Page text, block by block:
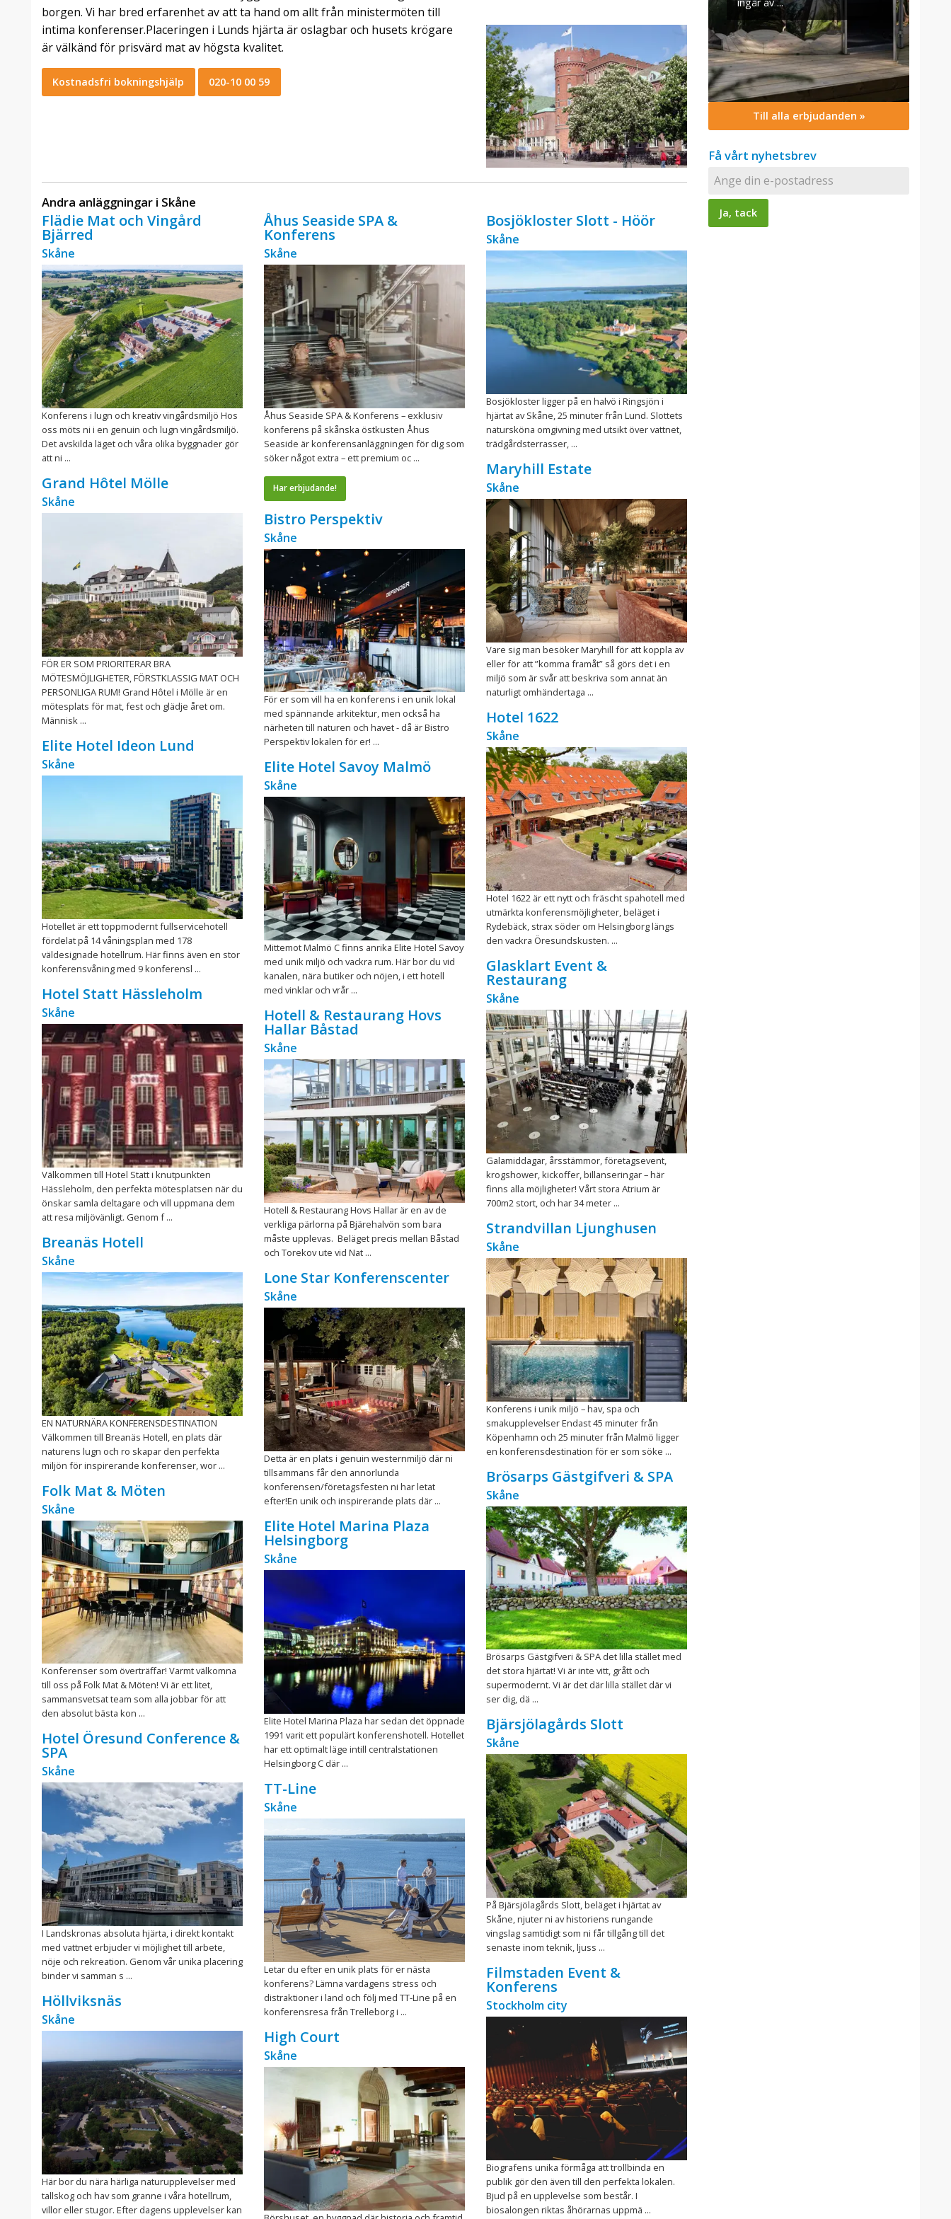
borgen. Vi har bred erfarenhet av att ta hand om allt från ministermöten till
intima konferenser.Placeringen i Lunds hjärta är oslagbar och husets krögare
är välkänd för prisvärd mat av högsta kvalitet.
Kostnadsfri bokningshjälp 020-10 00 59
Andra anläggningar i Skåne
Flädie Mat och Vingård
Bjärred
Skåne
Konferens i lugn och kreativ vingårdsmiljö Hos
oss möts ni i en genuin och lugn vingårdsmiljö.
Det avskilda läget och våra olika byggnader gör
att ni ...
Grand Hôtel Mölle
Skåne
FÖR ER SOM PRIORITERAR BRA
MÖTESMÖJLIGHETER, FÖRSTKLASSIG MAT OCH
PERSONLIGA RUM! Grand Hôtel i Mölle är en
mötesplats för mat, fest och glädje året om.
Människ ...
Elite Hotel Ideon Lund
Skåne
Hotellet är ett toppmodernt fullservicehotell
fördelat på 14 våningsplan med 178
väldesignade hotellrum. Här finns även en stor
konferensvåning med 9 konferensl ...
Hotel Statt Hässleholm
Skåne
Välkommen till Hotel Statt i knutpunkten
Hässleholm, den perfekta mötesplatsen när du
önskar samla deltagare och vill uppmana dem
att resa miljövänligt. Genom f ...
Breanäs Hotell
Skåne
EN NATURNÄRA KONFERENSDESTINATION
Välkommen till Breanäs Hotell, en plats där
naturens lugn och ro skapar den perfekta
miljön för inspirerande konferenser, wor ...
Folk Mat & Möten
Skåne
Konferenser som överträffar! Varmt välkomna
till oss på Folk Mat & Möten! Vi är ett litet,
sammansvetsat team som alla jobbar för att
den absolut bästa kon ...
Hotel Öresund Conference &
SPA
Skåne
I Landskronas absoluta hjärta, i direkt kontakt
med vattnet erbjuder vi möjlighet till arbete,
nöje och rekreation. Genom vår unika placering
binder vi samman s ...
Höllviksnäs
Skåne
Här bor du nära härliga naturupplevelser med
tallskog och hav som granne i våra hotellrum,
villor eller stugor. Efter dagens upplevelser kan
Åhus Seaside SPA &
Konferens
Skåne
Åhus Seaside SPA & Konferens – exklusiv
konferens på skånska östkusten Åhus
Seaside är konferensanläggningen för dig som
söker något extra – ett premium oc ...
Har erbjudande!
Bistro Perspektiv
Skåne
För er som vill ha en konferens i en unik lokal
med spännande arkitektur, men också ha
närheten till naturen och havet - då är Bistro
Perspektiv lokalen för er! ...
Elite Hotel Savoy Malmö
Skåne
Mittemot Malmö C finns anrika Elite Hotel Savoy
med unik miljö och vackra rum. Här bor du vid
kanalen, nära butiker och nöjen, i ett hotell
med vinklar och vrår ...
Hotell & Restaurang Hovs
Hallar Båstad
Skåne
Hotell & Restaurang Hovs Hallar är en av de
verkliga pärlorna på Bjärehalvön som bara
måste upplevas. Beläget precis mellan Båstad
och Torekov ute vid Nat ...
Lone Star Konferenscenter
Skåne
Detta är en plats i genuin westernmiljö där ni
tillsammans får den annorlunda
konferensen/företagsfesten ni har letat
efter!En unik och inspirerande plats där ...
Elite Hotel Marina Plaza
Helsingborg
Skåne
Elite Hotel Marina Plaza har sedan det öppnade
1991 varit ett populärt konferenshotell. Hotellet
har ett optimalt läge intill centralstationen
Helsingborg C där ...
TT-Line
Skåne
Letar du efter en unik plats för er nästa
konferens? Lämna vardagens stress och
distraktioner i land och följ med TT-Line på en
konferensresa från Trelleborg i ...
High Court
Skåne
Bosjökloster Slott - Höör
Skåne
Bosjökloster ligger på en halvö i Ringsjön i
hjärtat av Skåne, 25 minuter från Lund. Slottets
natursköna omgivning med utsikt över vattnet,
trädgårdsterrasser, ...
Maryhill Estate
Skåne
Vare sig man besöker Maryhill för att koppla av
eller för att ”komma framåt” så görs det i en
miljö som är svår att beskriva som annat än
naturligt omhändertaga ...
Hotel 1622
Skåne
Hotel 1622 är ett nytt och fräscht spahotell med
utmärkta konferensmöjligheter, beläget i
Rydebäck, strax söder om Helsingborg längs
den vackra Öresundskusten. ...
Glasklart Event &
Restaurang
Skåne
Galamiddagar, årsstämmor, företagsevent,
krogshower, kickoffer, billanseringar – här
finns alla möjligheter! Vårt stora Atrium är
700m2 stort, och har 34 meter ...
Strandvillan Ljunghusen
Skåne
Konferens i unik miljö – hav, spa och
smakupplevelser Endast 45 minuter från
Köpenhamn och 25 minuter från Malmö ligger
en konferensdestination för er som söke ...
Brösarps Gästgifveri & SPA
Skåne
Brösarps Gästgifveri & SPA det lilla stället med
det stora hjärtat! Vi är inte vitt, grått och
supermodernt. Vi är det där lilla stället där vi
ser dig, dä ...
Bjärsjölagårds Slott
Skåne
På Bjärsjölagårds Slott, beläget i hjärtat av
Skåne, njuter ni av historiens rungande
vingslag samtidigt som ni får tillgång till det
senaste inom teknik, ljuss ...
Filmstaden Event &
Konferens
Stockholm city
Biografens unika förmåga att trollbinda en
publik gör den även till den perfekta lokalen.
Bjud på en upplevelse som består. I
biosalongen riktas åhörarnas uppmä ...
Till alla erbjudanden »
Få vårt nyhetsbrev